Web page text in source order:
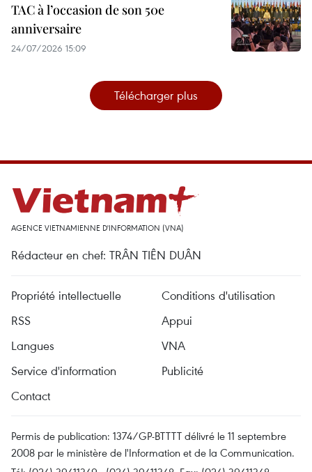
TAC à l’occasion de son 50e
anniversaire
24/07/2026 15:09
Télécharger plus
AGENCE VIETNAMIENNE D'INFORMATION (VNA)
Rédacteur en chef: TRÂN TIÊN DUÂN
Propriété intellectuelle
Conditions d'utilisation
RSS
Appui
Langues
VNA
Service d'information
Publicité
Contact
Permis de publication: 1374/GP-BTTTT délivré le 11 septembre
2008 par le ministère de l'Information et de la Communication.